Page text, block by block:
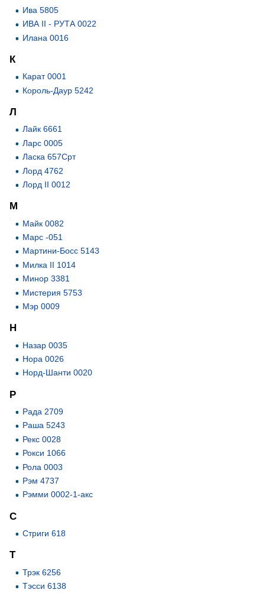
Ива 5805
ИВА II - РУТА 0022
Илана 0016
К
Карат 0001
Король-Даур 5242
Л
Лайк 6661
Ларс 0005
Ласка 657Срт
Лорд 4762
Лорд II 0012
М
Майк 0082
Марс -051
Мартини-Босс 5143
Милка II 1014
Минор 3381
Мистерия 5753
Мэр 0009
Н
Назар 0035
Нора 0026
Норд-Шанти 0020
Р
Рада 2709
Раша 5243
Рекс 0028
Рокси 1066
Рола 0003
Рэм 4737
Рэмми 0002-1-акс
С
Стриги 618
Т
Трэк 6256
Тэсси 6138